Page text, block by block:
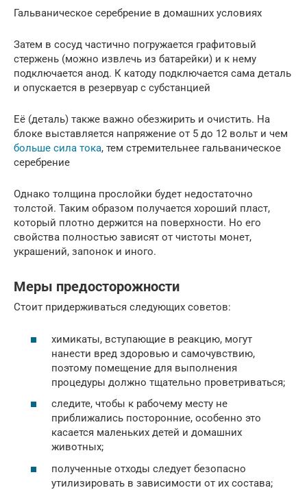
Гальваническое серебрение в домашних условиях
Затем в сосуд частично погружается графитовый
стержень (можно извлечь из батарейки) и к нему
подключается анод. К катоду подключается сама деталь
и опускается в резервуар с субстанцией
Её (деталь) также важно обезжирить и очистить. На
блоке выставляется напряжение от 5 до 12 вольт и чем
больше сила тока, тем стремительнее гальваническое
серебрение
Однако толщина прослойки будет недостаточно
толстой. Таким образом получается хороший пласт,
который плотно держится на поверхности. Но его
свойства полностью зависят от чистоты монет,
украшений, запонок и иного.
Меры предосторожности
Стоит придерживаться следующих советов:
химикаты, вступающие в реакцию, могут
нанести вред здоровью и самочувствию,
поэтому помещение для выполнения
процедуры должно тщательно проветриваться;
следите, чтобы к рабочему месту не
приближались посторонние, особенно это
касается маленьких детей и домашних
животных;
полученные отходы следует безопасно
утилизировать в зависимости от их состава;